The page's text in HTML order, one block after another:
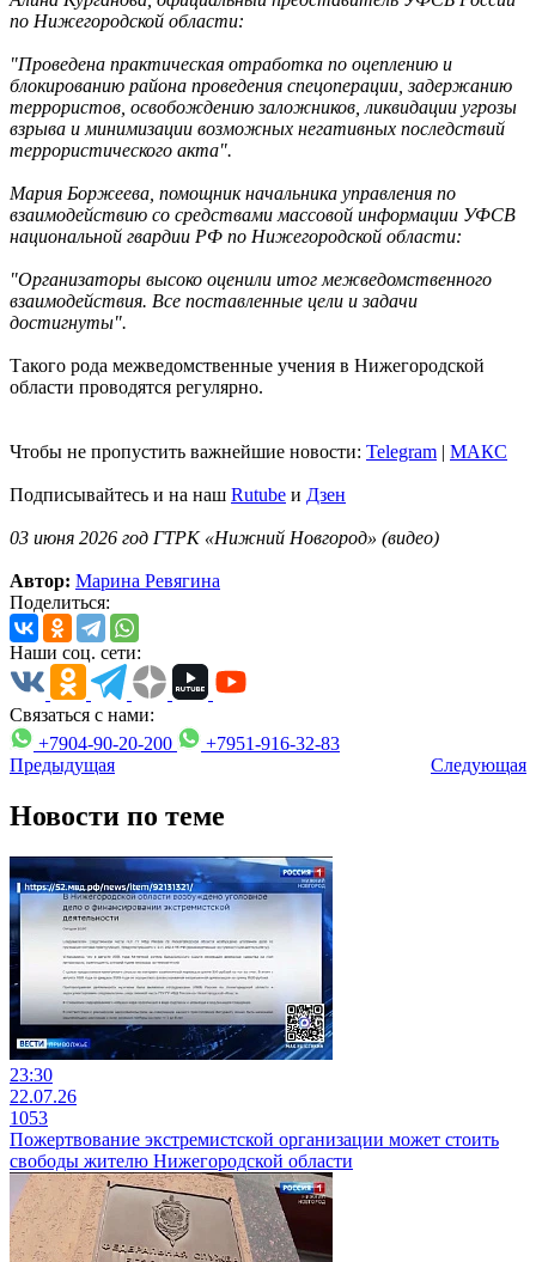
по Нижегородской области:
"Проведена практическая отработка по оцеплению и
блокированию района проведения спецоперации, задержанию
террористов, освобождению заложников, ликвидации угрозы
взрыва и минимизации возможных негативных последствий
террористического акта".
Мария Боржеева, помощник начальника управления по
взаимодействию со средствами массовой информации УФСВ
национальной гвардии РФ по Нижегородской области:
"Организаторы высоко оценили итог межведомственного
взаимодействия. Все поставленные цели и задачи
достигнуты".
Такого рода межведомственные учения в Нижегородской
области проводятся регулярно.
Чтобы не пропустить важнейшие новости: Telegram | MAКС
Подписывайтесь и на наш Rutube и Дзен
03 июня 2026 год ГТРК «Нижний Новгород» (видео)
Автор: Марина Ревягина
Поделиться:
Наши соц. сети:
Связаться с нами:
+7904-90-20-200
+7951-916-32-83
Предыдущая
Следующая
Новости по теме
23:30
22.07.26
1053
Пожертвование экстремистской организации может стоить
свободы жителю Нижегородской области